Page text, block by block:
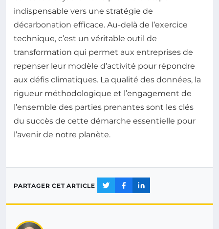
indispensable vers une stratégie de
décarbonation efficace. Au-delà de l’exercice
technique, c’est un véritable outil de
transformation qui permet aux entreprises de
repenser leur modèle d’activité pour répondre
aux défis climatiques. La qualité des données, la
rigueur méthodologique et l’engagement de
l’ensemble des parties prenantes sont les clés
du succès de cette démarche essentielle pour
l’avenir de notre planète.
PARTAGER CET ARTICLE